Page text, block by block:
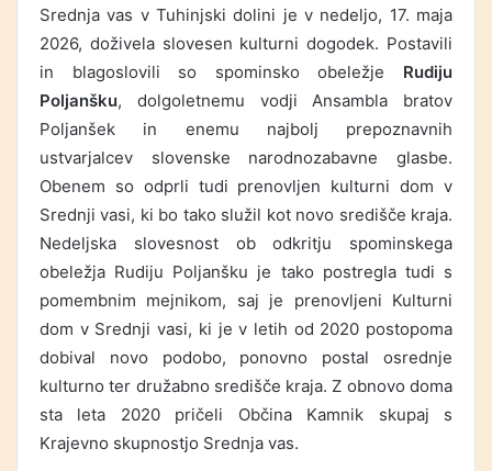
Srednja vas v Tuhinjski dolini je v nedeljo, 17. maja
2026, doživela slovesen kulturni dogodek. Postavili
in blagoslovili so spominsko obeležje Rudiju
Poljanšku, dolgoletnemu vodji Ansambla bratov
Poljanšek in enemu najbolj prepoznavnih
ustvarjalcev slovenske narodnozabavne glasbe.
Obenem so odprli tudi prenovljen kulturni dom v
Srednji vasi, ki bo tako služil kot novo središče kraja.
Nedeljska slovesnost ob odkritju spominskega
obeležja Rudiju Poljanšku je tako postregla tudi s
pomembnim mejnikom, saj je prenovljeni Kulturni
dom v Srednji vasi, ki je v letih od 2020 postopoma
dobival novo podobo, ponovno postal osrednje
kulturno ter družabno središče kraja. Z obnovo doma
sta leta 2020 pričeli Občina Kamnik skupaj s
Krajevno skupnostjo Srednja vas.